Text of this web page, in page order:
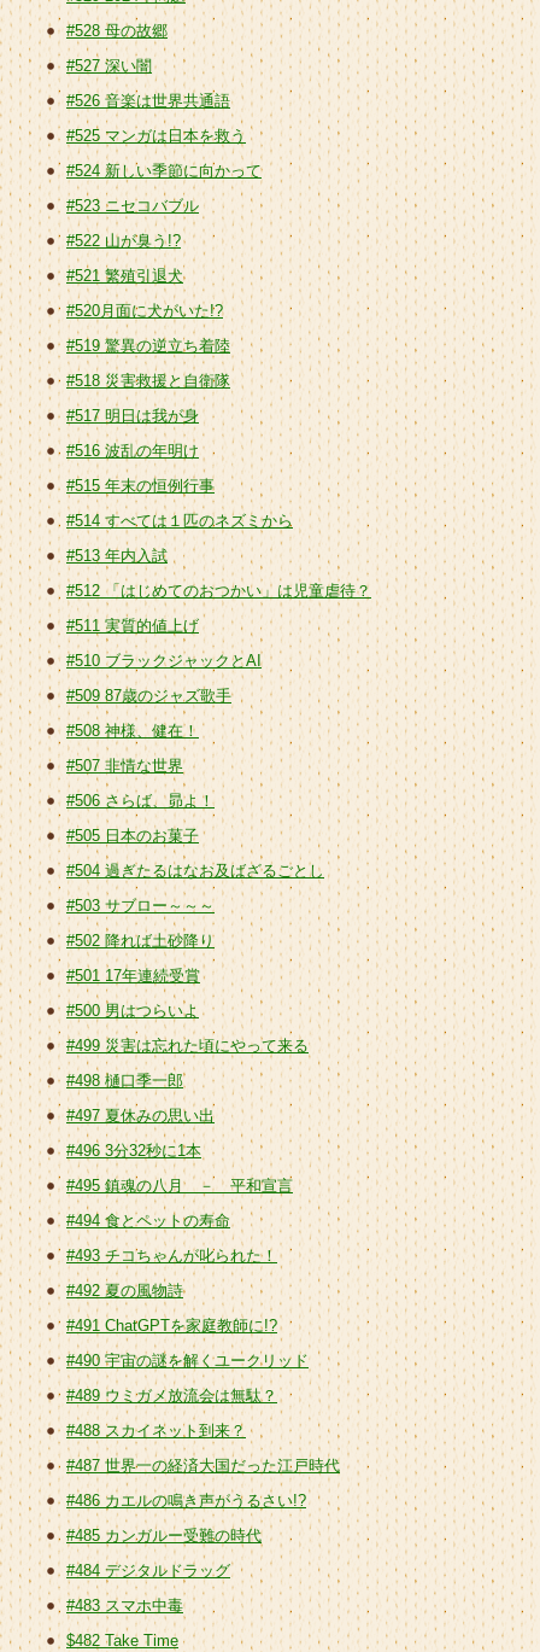
#528 母の故郷
#527 深い闇
#526 音楽は世界共通語
#525 マンガは日本を救う
#524 新しい季節に向かって
#523 ニセコバブル
#522 山が臭う!?
#521 繁殖引退犬
#520月面に犬がいた!?
#519 驚異の逆立ち着陸
#518 災害救援と自衛隊
#517 明日は我が身
#516 波乱の年明け
#515 年末の恒例行事
#514 すべては１匹のネズミから
#513 年内入試
#512 「はじめてのおつかい」は児童虐待？
#511 実質的値上げ
#510 ブラックジャックとAI
#509 87歳のジャズ歌手
#508 神様、健在！
#507 非情な世界
#506 さらば、昴よ！
#505 日本のお菓子
#504 過ぎたるはなお及ばざるごとし
#503 サブロー～～～
#502 降れば土砂降り
#501 17年連続受賞
#500 男はつらいよ
#499 災害は忘れた頃にやって来る
#498 樋口季一郎
#497 夏休みの思い出
#496 3分32秒に1本
#495 鎮魂の八月 － 平和宣言
#494 食とペットの寿命
#493 チコちゃんが叱られた！
#492 夏の風物詩
#491 ChatGPTを家庭教師に!?
#490 宇宙の謎を解くユークリッド
#489 ウミガメ放流会は無駄？
#488 スカイネット到来？
#487 世界一の経済大国だった江戸時代
#486 カエルの鳴き声がうるさい!?
#485 カンガルー受難の時代
#484 デジタルドラッグ
#483 スマホ中毒
$482 Take Time